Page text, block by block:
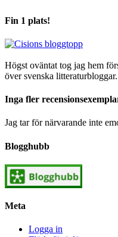
Fin 1 plats!
Högst oväntat tog jag hem
över svenska
Inga fler
Jag tar för närvarande inte
Blogghubb
Meta
Logga in